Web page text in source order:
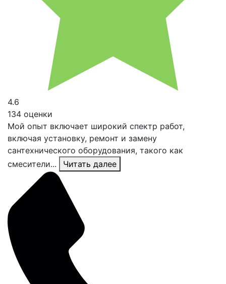
4.6
134 оценки
Мой опыт включает широкий спектр работ,
включая установку, ремонт и замену
сантехнического оборудования, такого как
смесители...
Читать далее